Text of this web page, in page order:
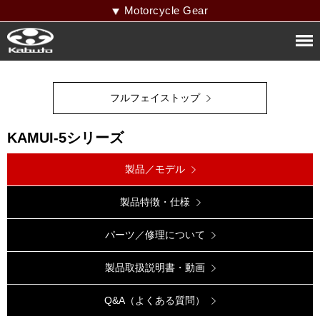
Motorcycle Gear
フルフェイストップ
KAMUI-5シリーズ
製品／モデル
製品特徴・仕様
パーツ／修理について
製品取扱説明書・動画
Q&A（よくある質問）